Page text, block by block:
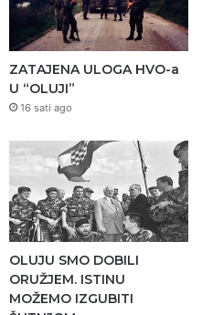
ZATAJENA ULOGA HVO-a
U “OLUJI”
16 sati ago
OLUJU SMO DOBILI
ORUŽJEM. ISTINU
MOŽEMO IZGUBITI